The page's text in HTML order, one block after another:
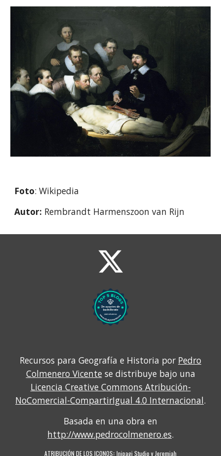
Foto: Wikipedia
Autor: Rembrandt Harmenszoon van Rijn
Recursos para Geografía e Historia por Pedro
Colmenero Vicente se distribuye bajo una
Licencia Creative Commons Atribución-
NoComercial-CompartirIgual 4.0 Internacional.
Basada en una obra en
http://www.pedrocolmenero.es.
ATRIBUCIÓN DE LOS ICONOS: Inipagi Studio y Jeremiah